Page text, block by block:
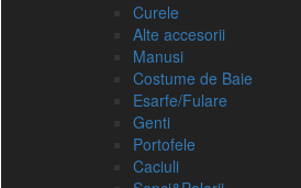
Curele
Alte accesorii
Manusi
Costume de Baie
Esarfe/Fulare
Genti
Portofele
Caciuli